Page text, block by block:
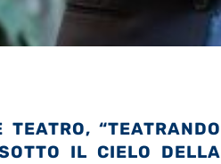
“TEATRANDO
IL CIELO DELLA